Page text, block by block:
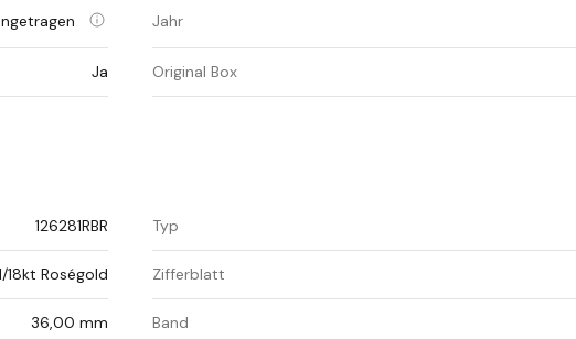
Jahr
Ja Original Box
126281RBR Typ
18kt Roségold Zifferblatt
36,00 mm Band